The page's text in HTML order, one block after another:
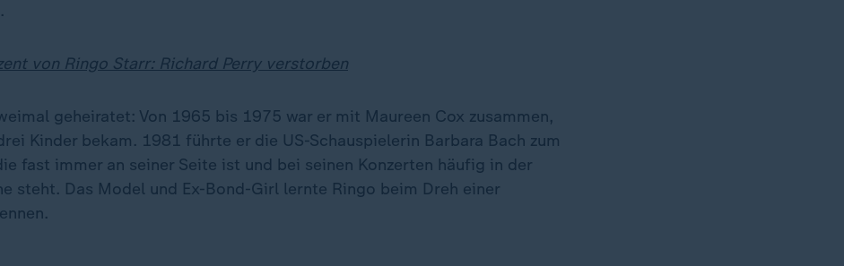
von Ringo Starr: Richard Perry verstorben
geheiratet: Von 1965 bis 1975 war er mit Maureen Cox zusammen,
Kinder bekam. 1981 führte er die US-Schauspielerin Barbara Bach zum
fast immer an seiner Seite ist und bei seinen Konzerten häufig in der
steht. Das Model und Ex-Bond-Girl lernte Ringo beim Dreh einer